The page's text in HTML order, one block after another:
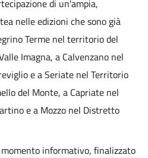
di un'ampia,
nelle edizioni che sono già
Terme nel territorio del
Imagna, a Calvenzano nel
e a Seriate nel Territorio
del Monte, a Capriate nel
e a Mozzo nel Distretto
informativo, finalizzato